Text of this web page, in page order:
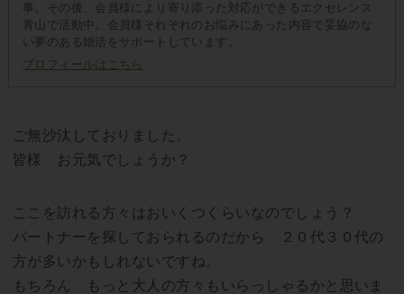
事。その後、会員様により寄り添った対応ができるエクセレンス
青山で活動中。会員様それぞれのお悩みにあった内容で妥協のな
い夢のある婚活をサポートしています。
プロフィールはこちら
ご無沙汰しておりました。
皆様 お元気でしょうか？
ここを訪れる方々はおいくつくらいなのでしょう？
パートナーを探しておられるのだから ２０代３０代の
方が多いかもしれないですね。
もちろん もっと大人の方々もいらっしゃるかと思いま